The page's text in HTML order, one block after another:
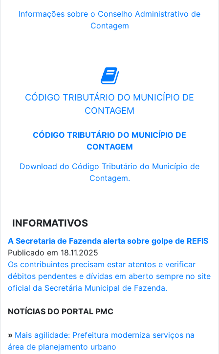
Informações sobre o Conselho Administrativo de
Contagem
CÓDIGO TRIBUTÁRIO DO MUNICÍPIO DE
CONTAGEM
CÓDIGO TRIBUTÁRIO DO MUNICÍPIO DE
CONTAGEM
Download do Código Tributário do Município de
Contagem.
INFORMATIVOS
A Secretaria de Fazenda alerta sobre golpe de REFIS
Publicado em 18.11.2025
Os contribuintes precisam estar atentos e verificar
débitos pendentes e dívidas em aberto sempre no site
oficial da Secretária Municipal de Fazenda.
NOTÍCIAS DO PORTAL PMC
» Mais agilidade: Prefeitura moderniza serviços na
área de planejamento urbano